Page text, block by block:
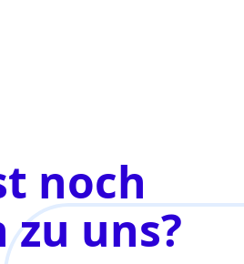
noch
zu uns?